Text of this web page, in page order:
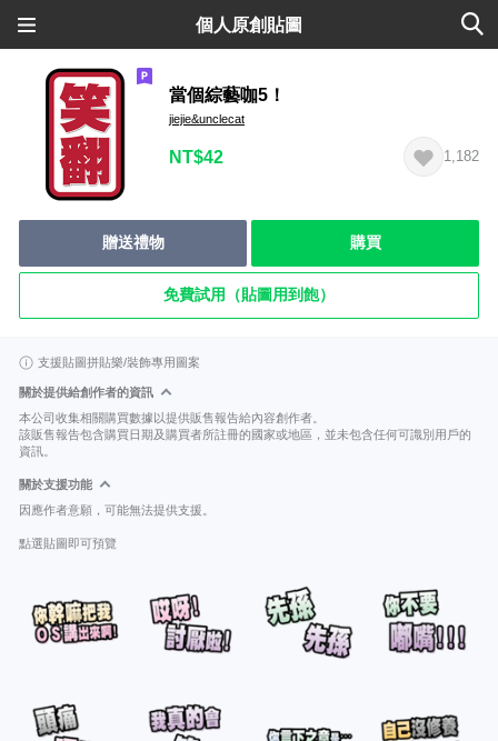
個人原創貼圖
當個綜藝咖5！
jiejie&unclecat
NT$42 1,182
贈送禮物 購買
免費試用（貼圖用到飽）
支援貼圖拼貼樂/裝飾專用圖案
關於提供給創作者的資訊
本公司收集相關購買數據以提供販售報告給內容創作者。
該販售報告包含購買日期及購買者所註冊的國家或地區，並未包含任何可識別用戶的
資訊。
關於支援功能
因應作者意願，可能無法提供支援。
點選貼圖即可預覽